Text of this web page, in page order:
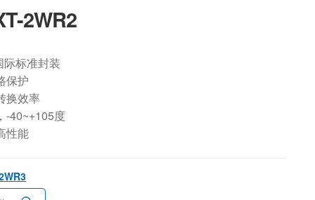
2WR2
标准封装
保护
换效率
-40~+105度
性能